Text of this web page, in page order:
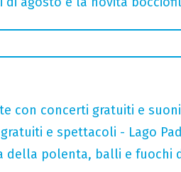
con concerti gratuiti e
e spettacoli - Lago
della polenta, balli e fuochi